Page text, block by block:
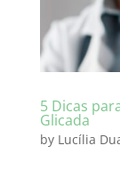
5 Dicas
Glicada
by Lucília